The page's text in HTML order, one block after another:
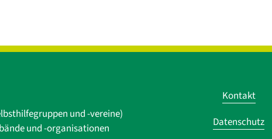
und -vereine)
und ­-organisationen
Kontakt
Datenschutz